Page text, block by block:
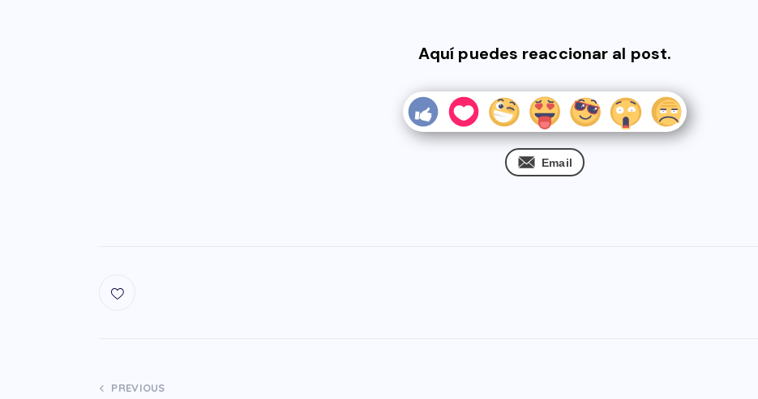
Aquí puedes reaccionar al post.
Email
PREVIOUS